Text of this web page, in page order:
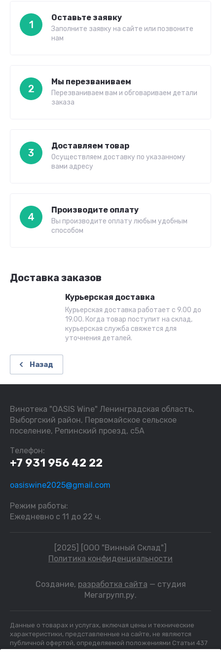
1
Оставьте заявку
Заполните заявку на сайте или позвоните
нам
2
Мы перезваниваем
Перезваниваем вам и обговариваем детали
заказа
3
Доставляем товар
Осуществляем доставку по указанному
вами адресу
4
Производите оплату
Вы производите оплату любым удобным
способом
Доставка заказов
Курьерская доставка
Курьерская доставка работает с 9.00 до
19.00. Когда товар поступит на склад,
курьерская служба свяжется для
уточнения деталей.
Назад
Винотека "OASIS Wine" Ленинградская область,
Выборгский район, Первомайское сельское
поселение, Репинский проезд, с5А
Телефон:
+7 931 956 42 22
oasiswine2025@gmail.com
Режим работы:
Ежедневно с 11 до 22 ч.
[2025] [ООО "Винный Склад"]
Политика конфиденциальности
Создание, разработка сайта — студия
Мегагрупп.ру.
Данные о товарах и услугах, включая цены и технические
характеристики, представленные на сайте, не являются
публичной офертой, определяемой положениями Статьи 437